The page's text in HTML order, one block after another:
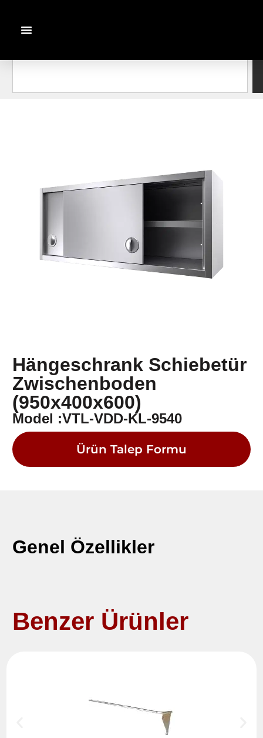
Hängeschrank Schiebetür
Zwischenboden
(950x400x600)
Model :VTL-VDD-KL-9540
Ürün Talep Formu
Genel Özellikler
Benzer Ürünler